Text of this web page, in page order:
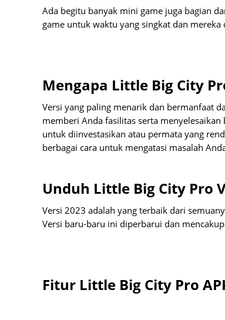
Ada begitu banyak mini game juga bagian
game untuk waktu yang singkat dan
Mengapa Little Big City
Versi yang paling menarik dan bermanfaat
memberi Anda fasilitas serta
untuk diinvestasikan atau permata yang
berbagai cara untuk mengatasi masalah
Unduh Little Big City Pro
Versi 2023 adalah yang terbaik dari
Versi baru-baru ini diperbarui dan
Fitur Little Big City Pro